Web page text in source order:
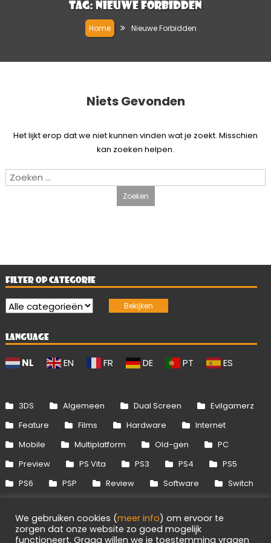
Tag: Nieuwe Forbidden
Home Nieuwe Forbidden
Niets Gevonden
Het lijkt erop dat we niet kunnen vinden wat je zoekt. Misschien
kan zoeken helpen.
Zoeken
FILTER OP CATEGORIE
LANGUAGE
NL EN FR DE PT ES
3DS Algemeen Dual Screen
Evilgamerz
Feature
Films Hardware
Internet
Mobile
Multiplatform Old-gen
PC
Preview
PS Vita PS3 PS4
PS5
PS6
PSP Review Software
Switch
Xbox 360
Xbox One Xbox Series
We gebruiken cookies (meer info) om ervoor te
zorgen dat onze website zo goed mogelijk
functioneert. Graag willen we je toestemming vragen